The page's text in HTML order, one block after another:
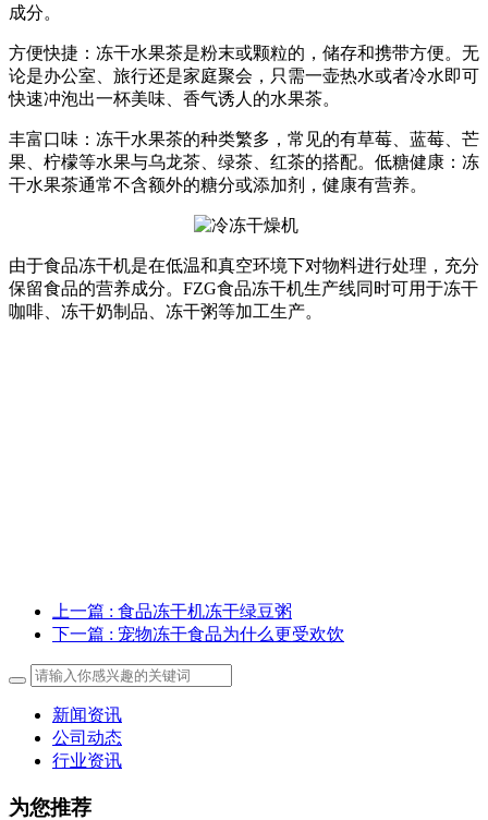
成分。
方便快捷：冻干水果茶是粉末或颗粒的，储存和携带方便。无
论是办公室、旅行还是家庭聚会，只需一壶热水或者冷水即可
快速冲泡出一杯美味、香气诱人的水果茶。
丰富口味：冻干水果茶的种类繁多，常见的有草莓、蓝莓、芒
果、柠檬等水果与乌龙茶、绿茶、红茶的搭配。低糖健康：冻
干水果茶通常不含额外的糖分或添加剂，健康有营养。
由于食品冻干机是在低温和真空环境下对物料进行处理，充分
保留食品的营养成分。FZG食品冻干机生产线同时可用于冻干
咖啡、冻干奶制品、冻干粥等加工生产。
上一篇 : 食品冻干机冻干绿豆粥
下一篇 : 宠物冻干食品为什么更受欢饮
新闻资讯
公司动态
行业资讯
为您推荐